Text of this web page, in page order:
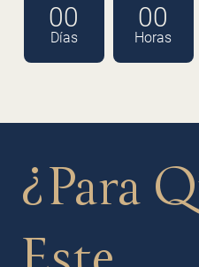
00
Días
00
Horas
¿Para